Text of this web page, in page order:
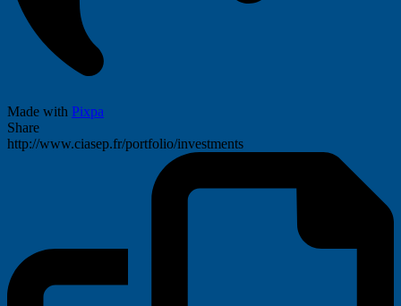
Made with Pixpa
Share
http://www.ciasep.fr/portfolio/investments